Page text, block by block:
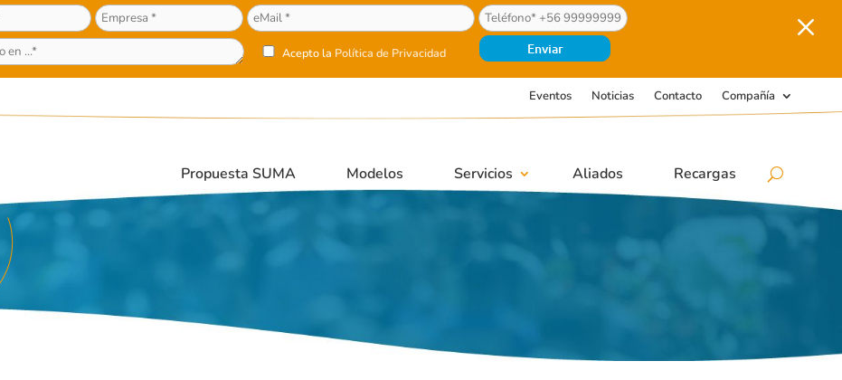
Acepto la Política de Privacidad
M
Eventos Noticias Contacto Compañía
Propuesta SUMA Modelos Servicios Aliados Recargas